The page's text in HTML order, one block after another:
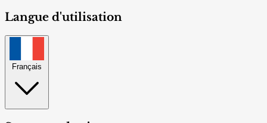
Langue d'utilisation
Français